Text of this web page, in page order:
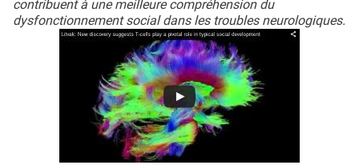
contribuent à une meilleure compréhension du
dysfonctionnement social dans les troubles neurologiques.